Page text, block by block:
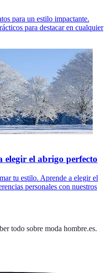
para un estilo impactante.
para destacar en cualquier
elegir el abrigo perfecto
tu estilo. Aprende a elegir el
personales con nuestros
todo sobre moda hombre.es.